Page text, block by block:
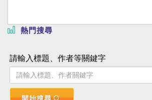
熱門搜尋
請輸入標題、作者等關鍵字